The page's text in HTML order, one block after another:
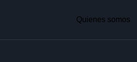
Quienes somos